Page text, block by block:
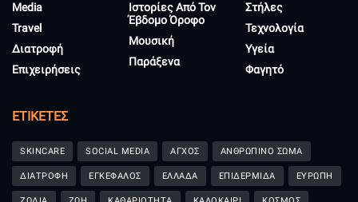
Media
Travel
Διατροφή
Επιχειρήσεις
Ιστορίες Από Τον
Έβδομο Όροφο
Μουσική
Παράξενα
Στήλες
Τεχνολογία
Υγεία
Φαγητό
ΕΤΙΚΈΤΕΣ
SKINCARE SOCIAL MEDIA ΑΓΧΟΣ ΑΝΘΡΩΠΙΝΟ ΣΩΜΑ
ΔΙΑΤΡΟΦΗ ΕΓΚΕΦΑΛΟΣ ΕΛΛΑΔΑ ΕΠΙΔΕΡΜΙΔΑ ΕΥΡΩΠΗ